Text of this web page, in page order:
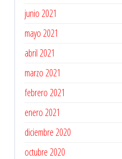
junio 2021
mayo 2021
abril 2021
marzo 2021
febrero 2021
enero 2021
diciembre 2020
octubre 2020